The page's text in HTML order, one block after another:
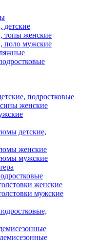
детские
топы женские
поло мужские
подростковые
женские
детские,
женские
мужские
женские
мужские